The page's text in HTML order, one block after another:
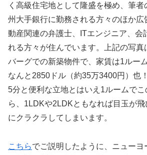
く高級住宅地として隆盛を極め、筆
州大手銀行に勤務される方々のほか広
動産関連の弁護士、ITエンジニア、会
れる方々が住んでいます。上記の写
バーグでの新築物件で、家賃は1ルー
なんと2850ドル（約35万3400円）也
5分と便利な立地とはいえ1ルームで
ら、1LDKや2LDKともなれば目玉が
にクラクラしてしまいます。
こちらでご説明したように、ニューヨ